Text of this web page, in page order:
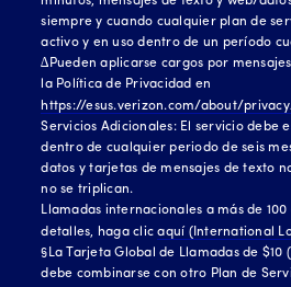
siempre y cuando cualquier plan de
activo y en uso dentro de un período
∆Pueden aplicarse cargos por
la Política de Privacidad en
https://esus.verizon.com/about/
Servicios Adicionales: El servicio debe
dentro de cualquier periodo de seis
datos y tarjetas de mensajes de texto
no se triplican.
Llamadas internacionales a más de
detalles, haga clicaquí (International
§La Tarjeta Global de Llamadas de $10
debe combinarse con otro Plan de